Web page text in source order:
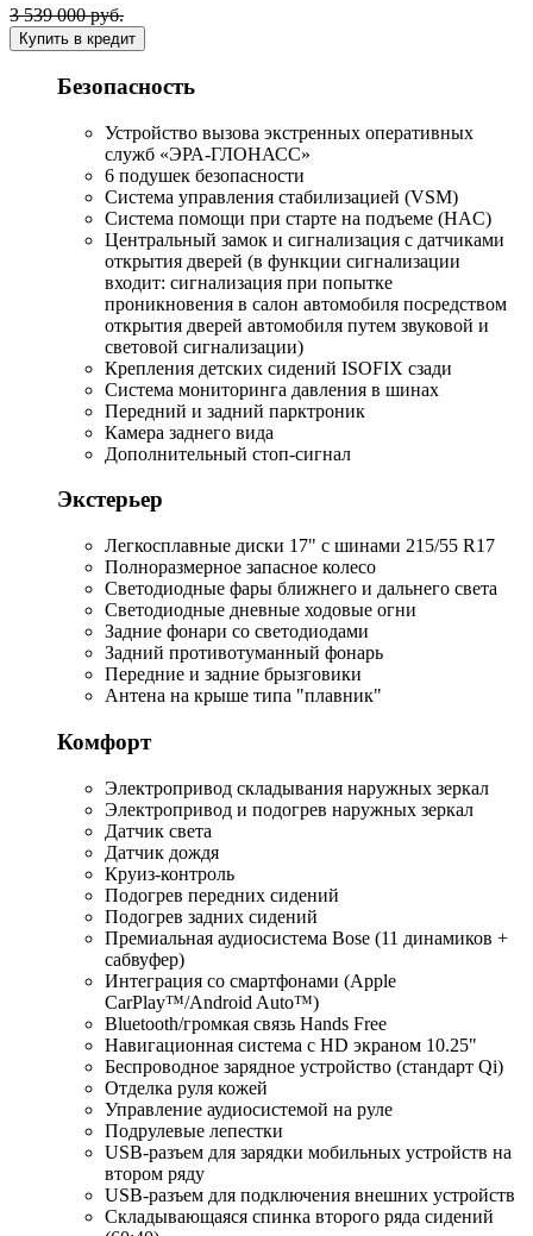
3 539 000 руб.
Купить в кредит
Безопасность
Устройство вызова экстренных оперативных
служб «ЭРА-ГЛОНАСС»
6 подушек безопасности
Система управления стабилизацией (VSM)
Система помощи при старте на подъеме (HAC)
Центральный замок и сигнализация с датчиками
открытия дверей (в функции сигнализации
входит: сигнализация при попытке
проникновения в салон автомобиля посредством
открытия дверей автомобиля путем звуковой и
световой сигнализации)
Крепления детских сидений ISOFIX сзади
Система мониторинга давления в шинах
Передний и задний парктроник
Камера заднего вида
Дополнительный стоп-сигнал
Экстерьер
Легкосплавные диски 17" с шинами 215/55 R17
Полноразмерное запасное колесо
Светодиодные фары ближнего и дальнего света
Светодиодные дневные ходовые огни
Задние фонари со светодиодами
Задний противотуманный фонарь
Передние и задние брызговики
Антена на крыше типа "плавник"
Комфорт
Электропривод складывания наружных зеркал
Электропривод и подогрев наружных зеркал
Датчик света
Датчик дождя
Круиз-контроль
Подогрев передних сидений
Подогрев задних сидений
Премиальная аудиосистема Bose (11 динамиков +
сабвуфер)
Интеграция со смартфонами (Apple
CarPlay™/Android Auto™)
Bluetooth/громкая связь Hands Free
Навигационная система с HD экраном 10.25"
Беспроводное зарядное устройство (стандарт Qi)
Отделка руля кожей
Управление аудиосистемой на руле
Подрулевые лепестки
USB-разъем для зарядки мобильных устройств на
втором ряду
USB-разъем для подключения внешних устройств
Складывающаяся спинка второго ряда сидений